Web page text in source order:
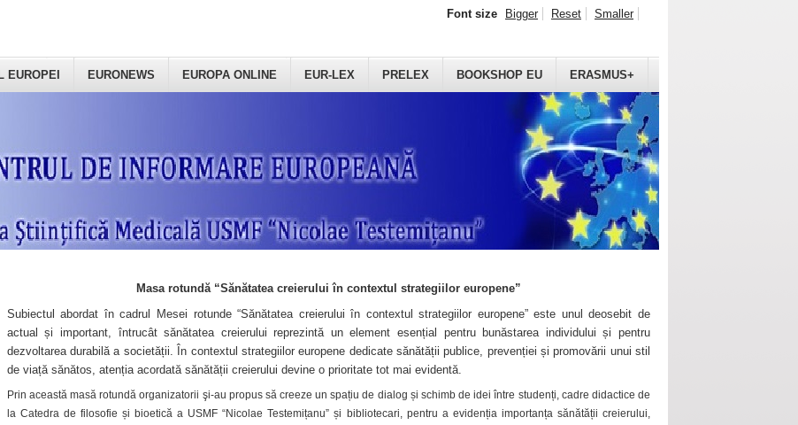
EUROPEI EURONEWS EUROPA ONLINE EUR-LEX PRELEX BOOKSHOP EU ERASMUS+
Font size Bigger Reset Smaller
Masa rotundă “Sănătatea creierului în contextul strategiilor europene”
Subiectul abordat în cadrul Mesei rotunde “Sănătatea creierului în contextul strategiilor europene” este unul deosebit de
actual și important, întrucât sănătatea creierului reprezintă un element esențial pentru bunăstarea individului și pentru
dezvoltarea durabilă a societății. În contextul strategiilor europene dedicate sănătății publice, prevenției și promovării unui stil
de viață sănătos, atenția acordată sănătății creierului devine o prioritate tot mai evidentă.
Prin această masă rotundă organizatorii şi-au propus să creeze un spațiu de dialog și schimb de idei între studenți, cadre didactice de
la Catedra de filosofie și bioetică a USMF “Nicolae Testemițanu” și bibliotecari, pentru a evidenția importanța sănătății creierului,